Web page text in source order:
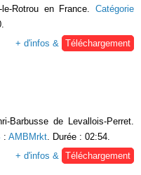
Rotrou en France. Catégorie
+ d'infos & Téléchargement
Barbusse de Levallois-Perret.
: AMBMrkt . Durée : 02:54.
+ d'infos &
Téléchargement